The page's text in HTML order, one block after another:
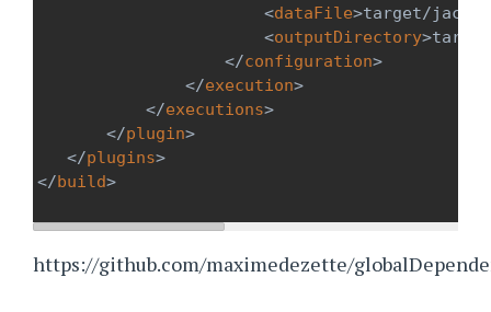
<dataFile>target/
<outputDirectory>
</configuration>
</execution>
</executions>
</plugin>
</plugins>
</build>
https://github.com/maximedezette/